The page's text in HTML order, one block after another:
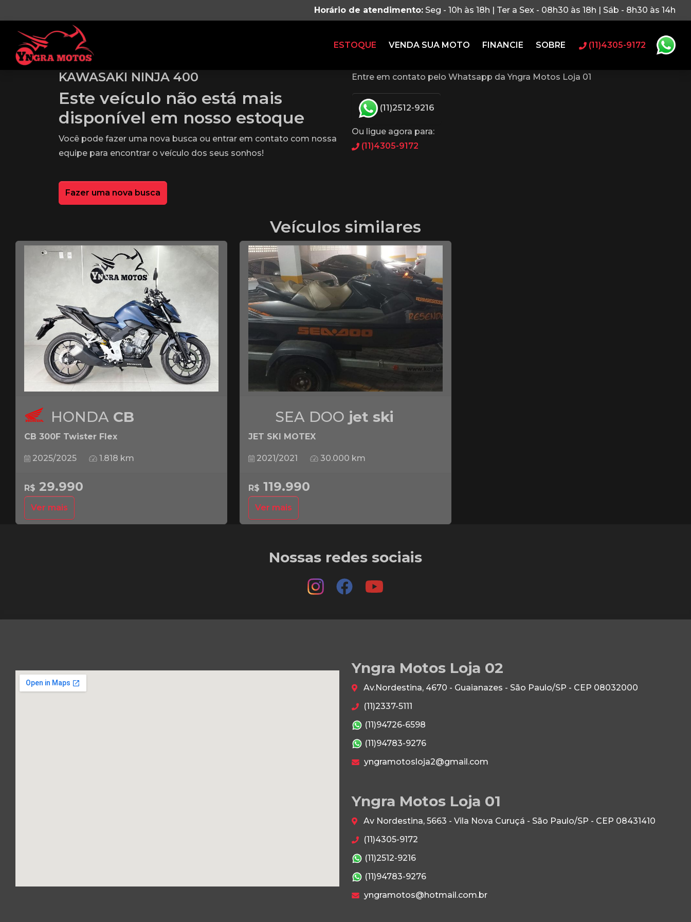
Horário de atendimento: Seg - 10h às 18h | Ter a Sex - 08h30 às 18h | Sáb - 8h30 às 14h
ESTOQUE VENDA SUA MOTO FINANCIE SOBRE (11)4305-9172
KAWASAKI NINJA 400
Este veículo não está mais
disponível em nosso estoque
Você pode fazer uma nova busca ou entrar em contato com nossa
equipe para encontrar o veículo dos seus sonhos!
Fazer uma nova busca
Entre em contato pelo Whatsapp da Yngra Motos Loja 01
(11)2512-9216
Ou ligue agora para:
(11)4305-9172
Veículos similares
HONDA CB
CB 300F Twister Flex
2025/2025 1.818 km
R$ 29.990
Ver mais
SEA DOO jet ski
JET SKI MOTEX
2021/2021 30.000 km
R$ 119.990
Ver mais
Nossas redes sociais
Yngra Motos Loja 02
Av.Nordestina, 4670 - Guaianazes - São Paulo/SP - CEP 08032000
(11)2337-5111
(11)94726-6598
(11)94783-9276
yngramotosloja2@gmail.com
Yngra Motos Loja 01
Av Nordestina, 5663 - Vila Nova Curuçá - São Paulo/SP - CEP 08431410
(11)4305-9172
(11)2512-9216
(11)94783-9276
yngramotos@hotmail.com.br